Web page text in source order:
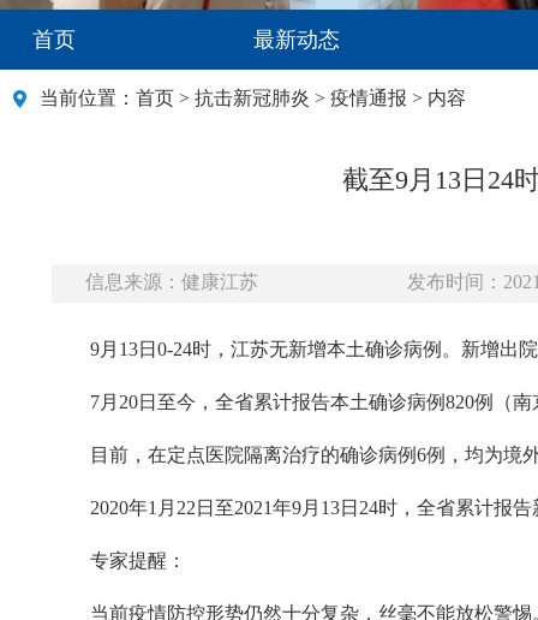
首页 最新动态
当前位置： 首页 > 抗击新冠肺炎 > 疫情通报 > 内容
截至9月13日24
信息来源：健康江苏 发布时间：
9月13日0-24时，江苏无新增本土确诊病例。新增出
7月20日至今，全省累计报告本土确诊病例820例（
目前，在定点医院隔离治疗的确诊病例6例，均为
2020年1月22日至2021年9月13日24时，全省累计报
专家提醒：
当前疫情防控形势仍然十分复杂，丝毫不能放松警